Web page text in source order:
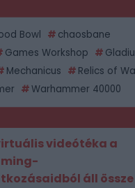
Bowl
chaosbane
Games Workshop
Mechanicus
Relics of
Warhammer 40000
videótéka a
áll össze